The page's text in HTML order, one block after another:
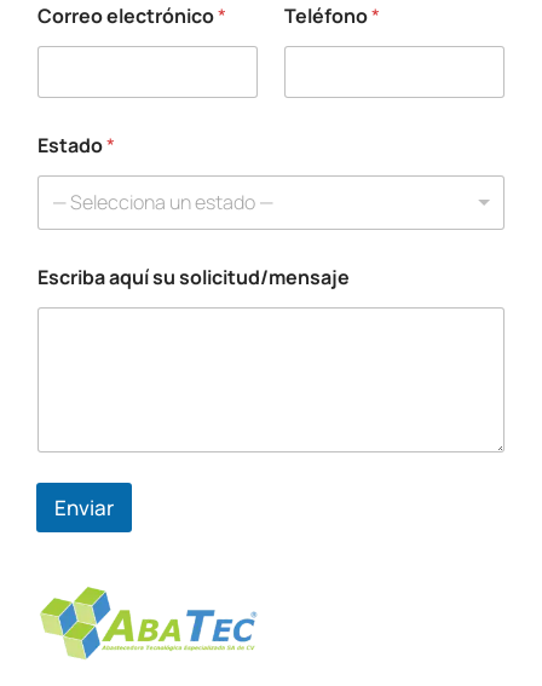
Correo electrónico* Teléfono*
Estado*
— Selecciona un estado —
s
u
e
Escriba aquí su solicitud/mensaje
Enviar